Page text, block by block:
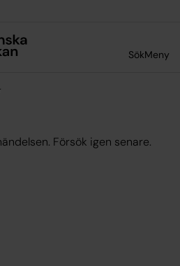
SökMeny
Försök igen senare.